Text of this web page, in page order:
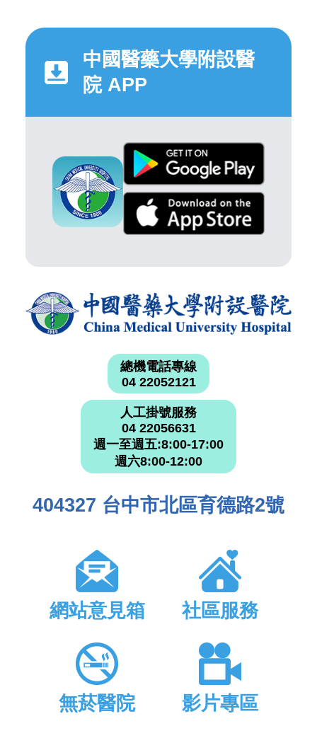
中國醫藥大學附設醫
院 APP
總機電話專線
04 22052121
人工掛號服務
04 22056631
週一至週五:8:00-17:00
週六8:00-12:00
404327 台中市北區育德路2號
網站意見箱 社區服務
無菸醫院 影片專區